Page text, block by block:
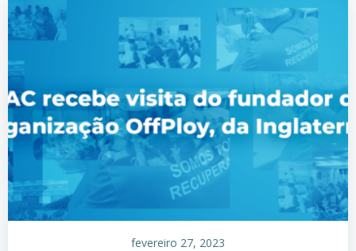
fevereiro 27, 2023